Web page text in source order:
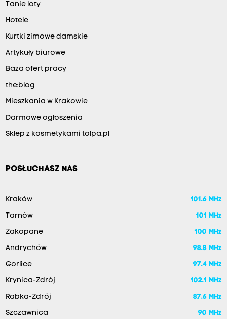
Tanie loty
Hotele
Kurtki zimowe damskie
Artykuły biurowe
Baza ofert pracy
the:blog
Mieszkania w Krakowie
Darmowe ogłoszenia
Sklep z kosmetykami tolpa.pl
POSŁUCHASZ NAS
Kraków 101.6 MHz
Tarnów 101 MHz
Zakopane 100 MHz
Andrychów 98.8 MHz
Gorlice 97.4 MHz
Krynica-Zdrój 102.1 MHz
Rabka-Zdrój 87.6 MHz
Szczawnica 90 MHz